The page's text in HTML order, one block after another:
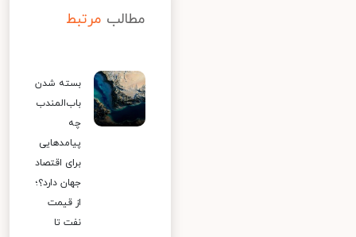
مطالب مرتبط
بسته شدن
باب‌المندب
چه
پیامدهایی
برای اقتصاد
جهان دارد؟؛
از قیمت
نفت تا